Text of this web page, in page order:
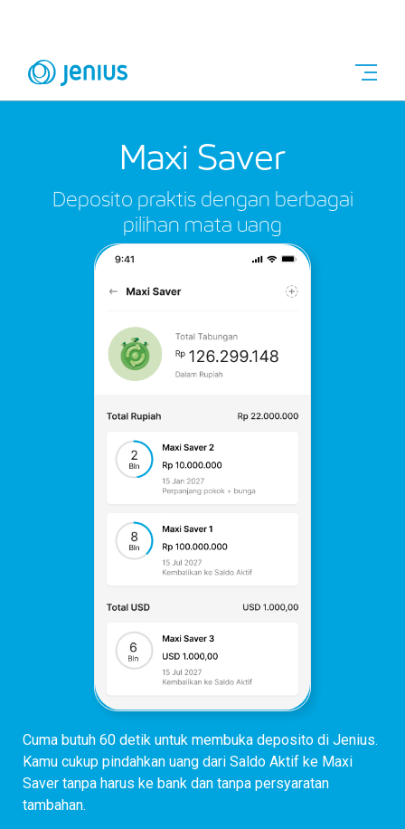
Maxi Saver
Deposito praktis dengan berbagai
pilihan mata uang
Cuma butuh 60 detik untuk membuka deposito di Jenius.
Kamu cukup pindahkan uang dari Saldo Aktif ke Maxi
Saver tanpa harus ke bank dan tanpa persyaratan
tambahan.